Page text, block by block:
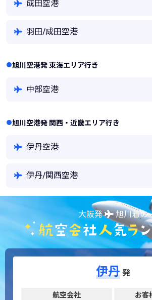
成田空港
羽田/成田空港
旭川空港発 東海エリア行き
中部空港
旭川空港発 関西・近畿エリア行き
伊丹空港
伊丹/関西空港
大阪発 旭川着の
伊丹 発
航空会社 お客